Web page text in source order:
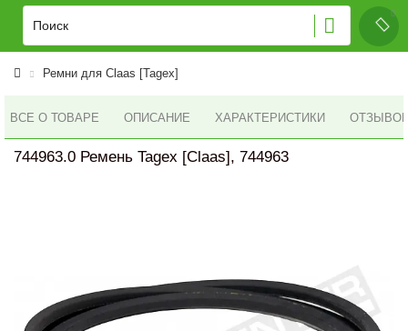
Ремни для Claas [Tagex]
ВСЕ О ТОВАРЕ ОПИСАНИЕ ХАРАКТЕРИСТИКИ ОТЗЫВОВ
744963.0 Ремень Tagex [Claas], 744963